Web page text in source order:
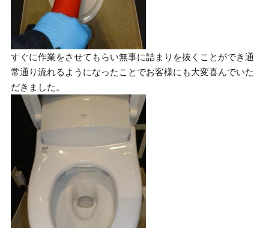
すぐに作業をさせてもらい無事に詰まりを抜くことができ通
常通り流れるようになったことでお客様にも大変喜んでいた
だきました。